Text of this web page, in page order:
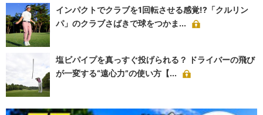
インパクトでクラブを1回転させる感覚!?「クルリン
パ」のクラブさばきで球をつかま...
塩ビパイプを真っすぐ投げられる？ ドライバーの飛び
が一変する“遠心力”の使い方【...